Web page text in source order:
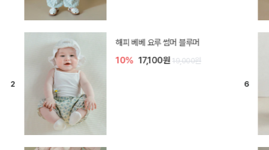
듀이 아기 바지
10% 17,100원 19,000원